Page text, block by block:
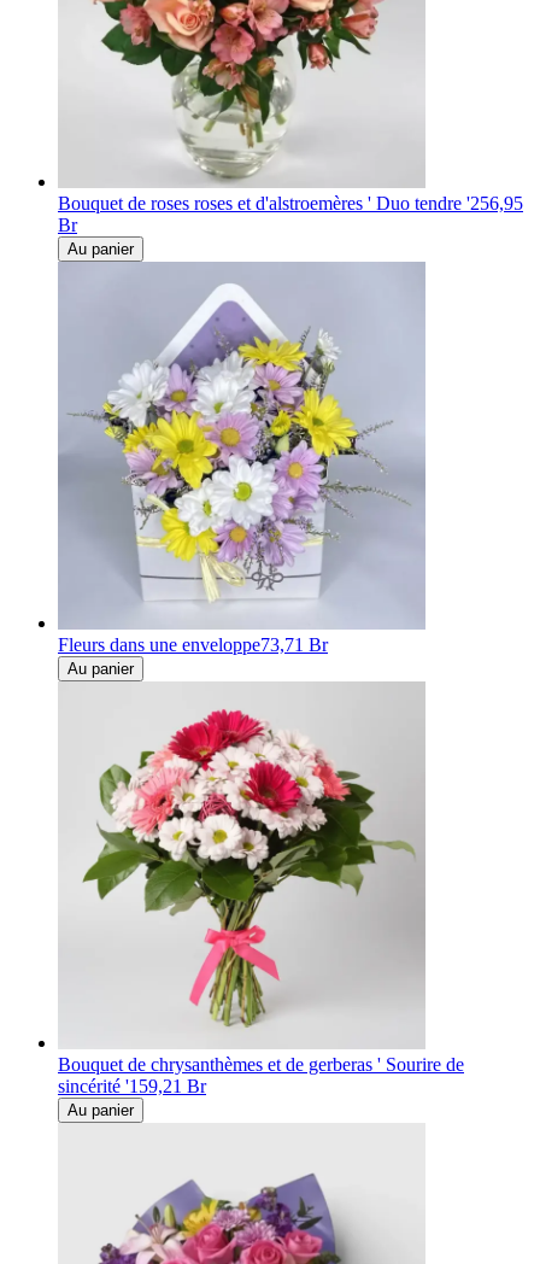
Bouquet de roses roses et d'alstroemères ' Duo tendre '256,95
Br
Au panier
Fleurs dans une enveloppe73,71 Br
Au panier
Bouquet de chrysanthèmes et de gerberas ' Sourire de
sincérité '159,21 Br
Au panier